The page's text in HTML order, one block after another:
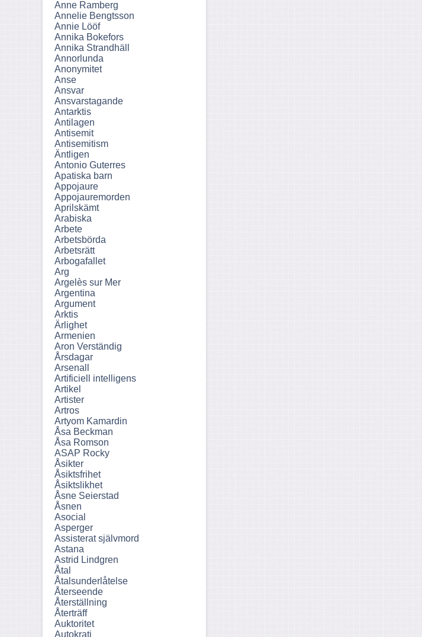
Anne Ramberg
Annelie Bengtsson
Annie Lööf
Annika Bokefors
Annika Strandhäll
Annorlunda
Anonymitet
Anse
Ansvar
Ansvarstagande
Antarktis
Antilagen
Antisemit
Antisemitism
Äntligen
Antonio Guterres
Apatiska barn
Appojaure
Appojauremorden
Aprilskämt
Arabiska
Arbete
Arbetsbörda
Arbetsrätt
Arbogafallet
Arg
Argelès sur Mer
Argentina
Argument
Arktis
Ärlighet
Armenien
Aron Verständig
Årsdagar
Arsenall
Artificiell intelligens
Artikel
Artister
Artros
Artyom Kamardin
Åsa Beckman
Åsa Romson
ASAP Rocky
Åsikter
Åsiktsfrihet
Åsiktslikhet
Åsne Seierstad
Åsnen
Asocial
Asperger
Assisterat självmord
Astana
Astrid Lindgren
Åtal
Åtalsunderlåtelse
Återseende
Återställning
Återträff
Auktoritet
Autokrati